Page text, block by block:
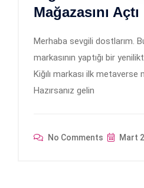
Mağazasını Açtı
Merhaba sevgili dostlarım.
markasının yaptığı bir
Kiğılı markası ilk metaverse
Hazırsanız gelin
No Comments Mart